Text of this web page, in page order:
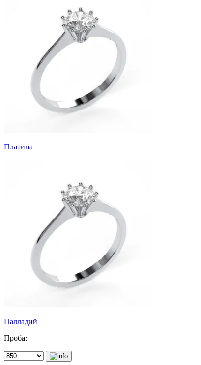
Платина
Палладий
Проба: